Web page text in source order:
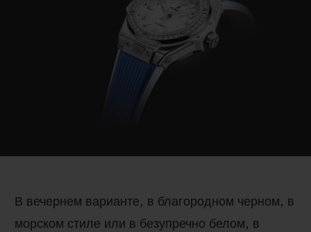
В вечернем варианте, в благородном черном, в
морском стиле или в безупречно белом, в